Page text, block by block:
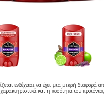
ενδέχεται να έχει μια μικρή διαφορά
και η ποσότητα του